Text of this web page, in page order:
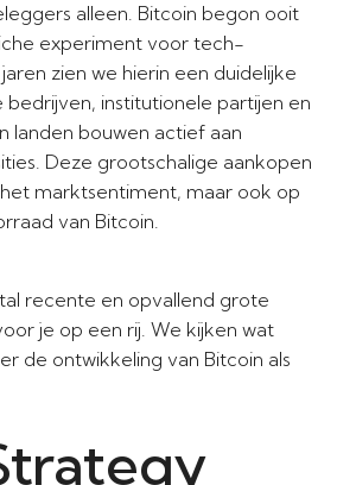
alleen. Bitcoin begon ooit
experiment voor tech-
zien we hierin een duidelijke
institutionele partijen en
landen bouwen actief aan
Deze grootschalige aankopen
marktsentiment, maar ook op
van Bitcoin.
recente en opvallend grote
je op een rij. We kijken wat
de ontwikkeling van Bitcoin als